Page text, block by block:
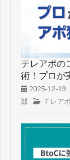
テレアポの
術！プロが
2025-12-19
部
テレアポ